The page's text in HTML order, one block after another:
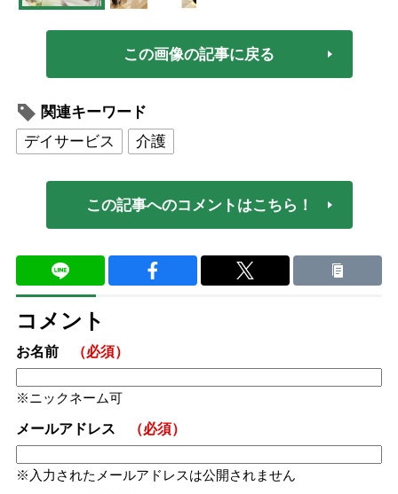
この画像の記事に戻る
関連キーワード
デイサービス
介護
この記事へのコメントはこちら！
コメント
お名前 （必須）
ニックネーム可
メールアドレス （必須）
入力されたメールアドレスは公開されません